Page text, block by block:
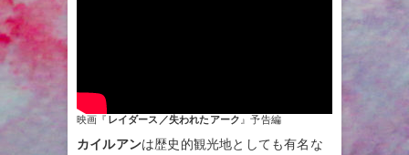
映画『 レイダース／失われたアーク』予告編
カイルアンは歴史的観光地としても有名な